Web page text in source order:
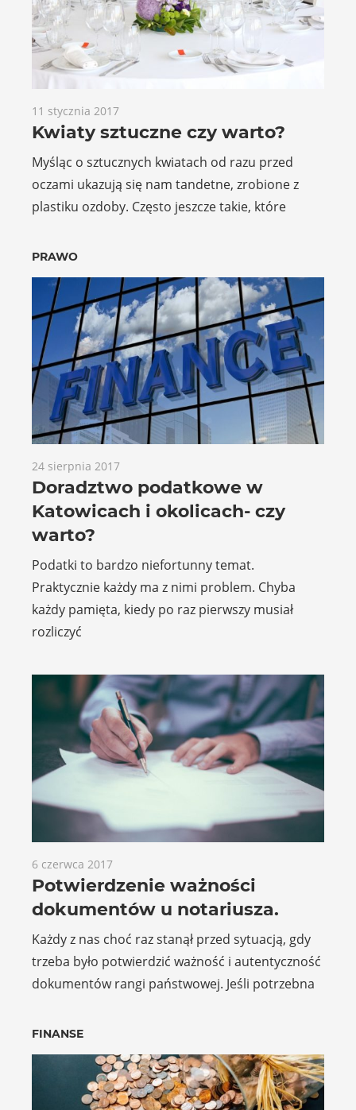
11 stycznia 2017
Kwiaty sztuczne czy warto?
Myśląc o sztucznych kwiatach od razu przed
oczami ukazują się nam tandetne, zrobione z
plastiku ozdoby. Często jeszcze takie, które
PRAWO
24 sierpnia 2017
Doradztwo podatkowe w
Katowicach i okolicach- czy
warto?
Podatki to bardzo niefortunny temat.
Praktycznie każdy ma z nimi problem. Chyba
każdy pamięta, kiedy po raz pierwszy musiał
rozliczyć
6 czerwca 2017
Potwierdzenie ważności
dokumentów u notariusza.
Każdy z nas choć raz stanął przed sytuacją, gdy
trzeba było potwierdzić ważność i autentyczność
dokumentów rangi państwowej. Jeśli potrzebna
FINANSE